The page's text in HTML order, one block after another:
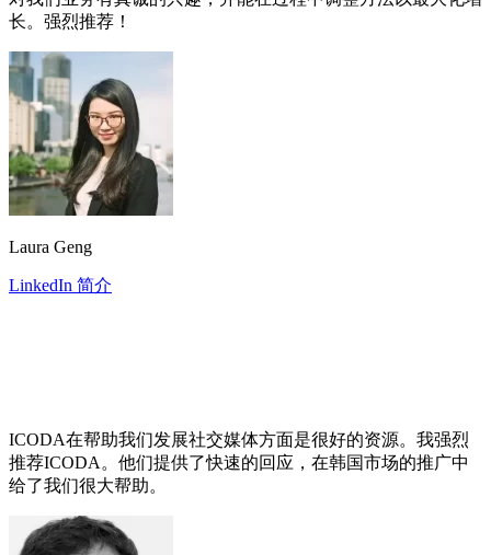
长。强烈推荐！
Laura Geng
LinkedIn 简介
ICODA在帮助我们发展社交媒体方面是很好的资源。我强烈
推荐ICODA。他们提供了快速的回应，在韩国市场的推广中
给了我们很大帮助。